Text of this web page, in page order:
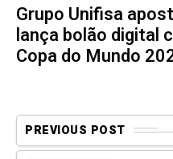
Grupo Unifisa
lança bolão digital
Copa do Mundo
PREVIOUS POST